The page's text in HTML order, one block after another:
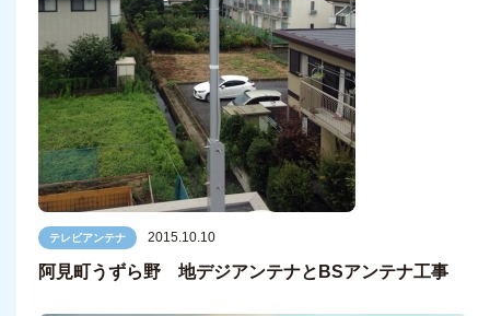
テレビアンテナ 2015.10.10
阿見町うずら野 地デジアンテナとBSアンテナ工事